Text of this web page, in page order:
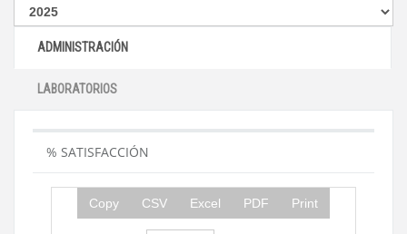
ADMINISTRACIÓN
LABORATORIOS
% SATISFACCIÓN
Copy CSV Excel PDF Print